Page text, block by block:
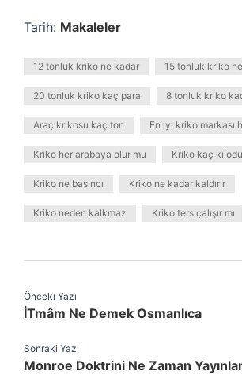
Tarih: Makaleler
12 tonluk kriko ne kadar 15 tonluk kriko
20 tonluk kriko kaç para 8 tonluk kriko
Araç krikosu kaç ton En iyi kriko markası
Kriko her arabaya olur mu Kriko kaç
Kriko ne basıncı Kriko ne kadar kaldırır
Kriko neden kalkmaz Kriko ters çalışır mı
Önceki Yazı
İTmâm Ne Demek Osmanlıca
Sonraki Yazı
Monroe Doktrini Ne Zaman